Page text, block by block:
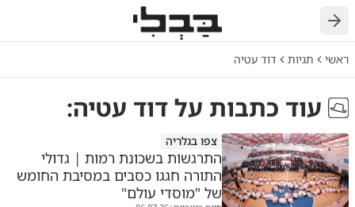
ראשי תגיות דוד עטיה
עוד כתבות עלדוד עטיה:
צפו בגלריה
התרגשות בשכונת רמות | גדולי
התורה חגגו כסבים במסיבת החומש
של "מוסדי עולם"